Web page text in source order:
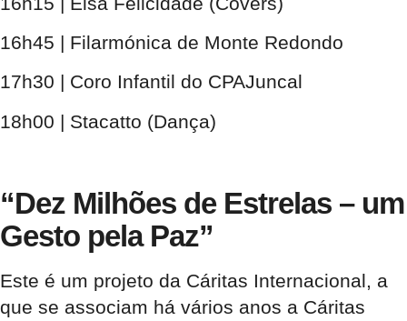
16h45 | Filarmónica de Monte Redondo
17h30 | Coro Infantil do CPAJuncal
18h00 | Stacatto (Dança)
“Dez Milhões de Estrelas – um
Gesto pela Paz”
Este é um projeto da Cáritas Internacional, a
que se associam há vários anos a Cáritas